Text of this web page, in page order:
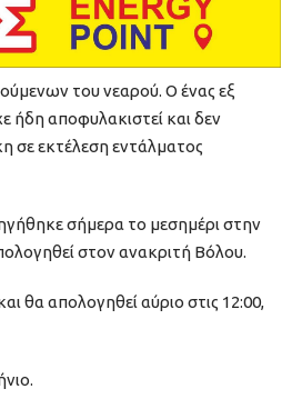
του νεαρού. Ο ένας εξ
ήδη αποφυλακιστεί και δεν
σε εκτέλεση εντάλματος
σήμερα το μεσημέρι στην
στον ανακριτή Βόλου.
θα απολογηθεί αύριο στις 12:00,